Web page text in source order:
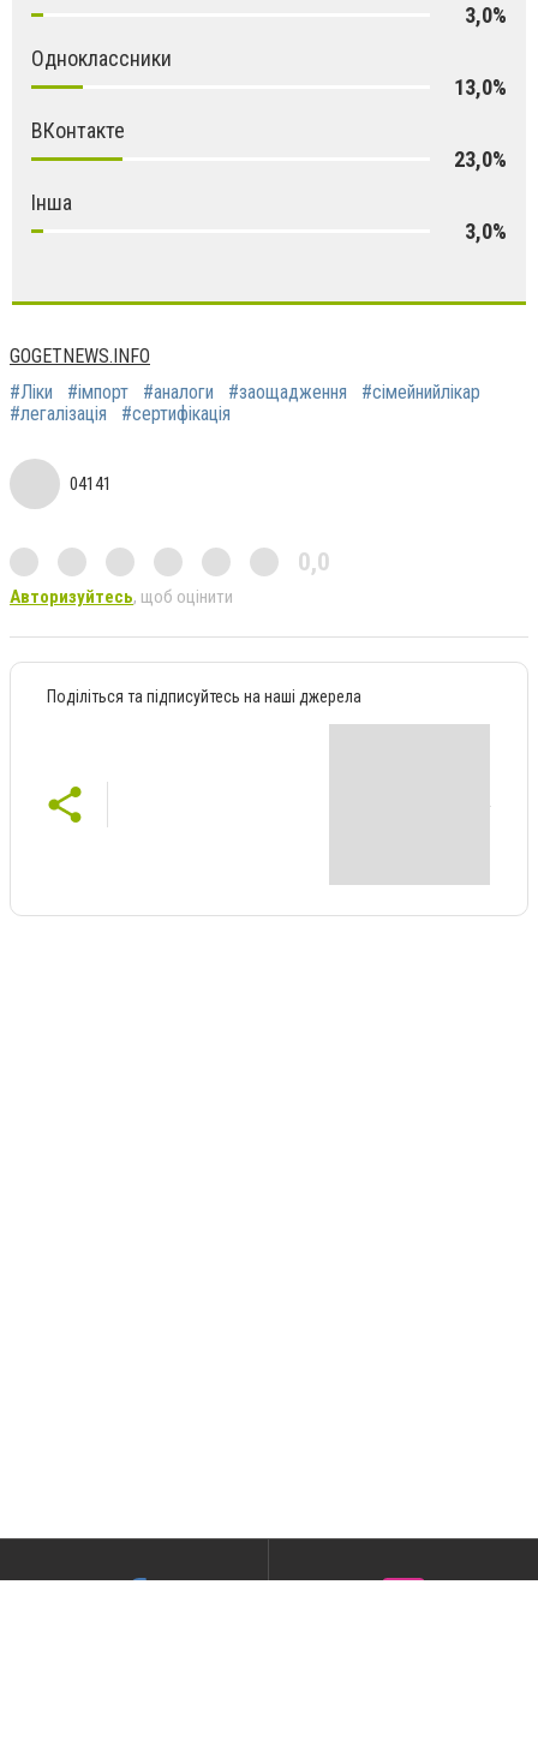
3,0%
Одноклассники
13,0%
ВКонтакте
23,0%
Інша
3,0%
GOGETNEWS.INFO
#Ліки
#імпорт #аналоги #заощадження
#сімейнийлікар
#легалізація
#сертифікація
04141
0,0
Авторизуйтесь, щоб оцінити
Поділіться та підписуйтесь на наші джерела